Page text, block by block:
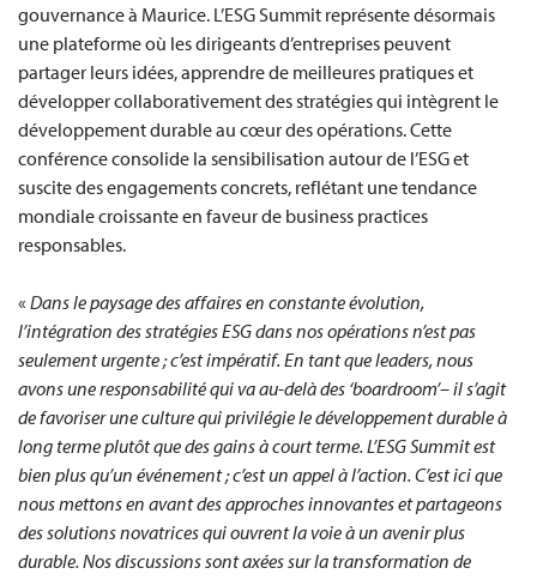
gouvernance à Maurice. L’ESG Summit représente désormais
une plateforme où les dirigeants d’entreprises peuvent
partager leurs idées, apprendre de meilleures pratiques et
développer collaborativement des stratégies qui intègrent le
développement durable au cœur des opérations. Cette
conférence consolide la sensibilisation autour de l’ESG et
suscite des engagements concrets, reflétant une tendance
mondiale croissante en faveur de business practices
responsables.
« Dans le paysage des affaires en constante évolution,
l’intégration des stratégies ESG dans nos opérations n’est pas
seulement urgente ; c’est impératif. En tant que leaders, nous
avons une responsabilité qui va au-delà des ‘boardroom’– il s’agit
de favoriser une culture qui privilégie le développement durable à
long terme plutôt que des gains à court terme. L’ESG Summit est
bien plus qu’un événement ; c’est un appel à l’action. C’est ici que
nous mettons en avant des approches innovantes et partageons
des solutions novatrices qui ouvrent la voie à un avenir plus
durable. Nos discussions sont axées sur la transformation de